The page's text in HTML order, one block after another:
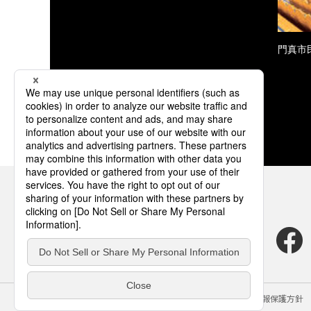
門真市
サイトのご利用にあたって クッキーポリシー 個人情報保護方針